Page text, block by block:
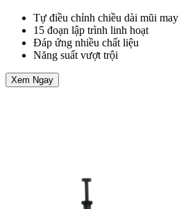
Tự điều chỉnh chiều dài mũi may
15 đoạn lập trình linh hoạt
Đáp ứng nhiều chất liệu
Năng suất vượt trội
Xem Ngay